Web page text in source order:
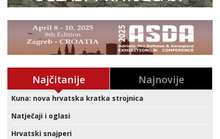
Najčitanije Najnovije
Kuna: nova hrvatska kratka strojnica
Natječaji i oglasi
Hrvatski snajperi